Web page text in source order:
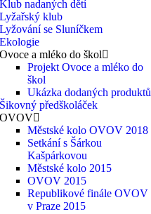
Klub nadaných dětí
Lyžařský klub
Lyžování se Sluníčkem
Ekologie
Ovoce a mléko do škol
Projekt Ovoce a mléko do
škol
Ukázka dodaných produktů
Šikovný předškoláček
OVOV
Městské kolo OVOV 2018
Setkání s Šárkou
Kašpárkovou
Městské kolo 2015
OVOV 2015
Republikové finále OVOV
v Praze 2015